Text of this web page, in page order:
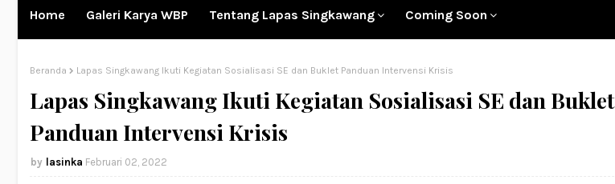
Home Galeri Karya WBP Tentang Lapas Singkawang Coming Soon
Beranda Lapas Singkawang Ikuti Kegiatan Sosialisasi SE dan Buklet Panduan Intervensi Krisis
Lapas Singkawang Ikuti Kegiatan Sosialisasi SE dan Buklet
Panduan Intervensi Krisis
lasinka Februari 02, 2022